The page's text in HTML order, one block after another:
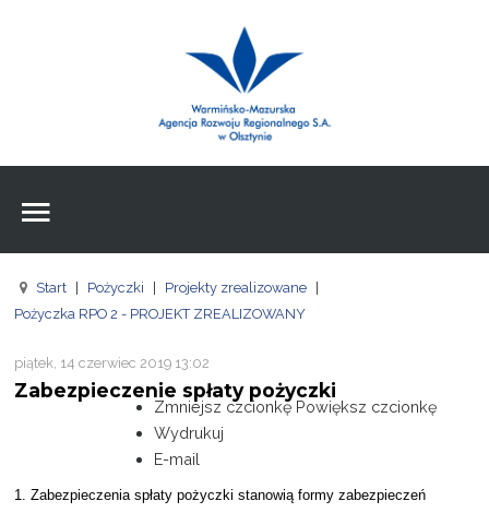
Agencja
FE
Pożyczki
Zasoby
Znajdźna stronie
Wpisz czego szukasz
Start Pożyczki Projekty zrealizowane
Pożyczka RPO 2 - PROJEKT ZREALIZOWANY
piątek, 14 czerwiec 2019 13:02
Zabezpieczenie spłaty pożyczki
Zmniejsz czcionkę Powiększ czcionkę
Wydrukuj
E-mail
1. Zabezpieczenia spłaty pożyczki stanowią formy zabezpieczeń